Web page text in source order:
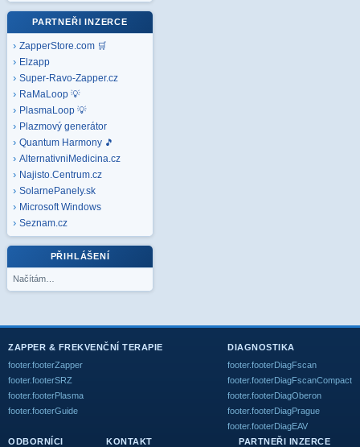
PARTNEŘI INZERCE
ZapperStore.com 🛒
Elzapp
Super-Ravo-Zapper.cz
RaMaLoop 💡
PlasmaLoop 💡
Plazmový generátor
Quantum Harmony 🎵
AlternativniMedicina.cz
Najisto.Centrum.cz
SolarnePanely.sk
Microsoft Windows
Seznam.cz
PŘIHLÁŠENÍ
Načítám…
ZAPPER & FREKVENČNÍ TERAPIE
footer.footerZapper
footer.footerSRZ
footer.footerPlasma
footer.footerGuide
DIAGNOSTIKA
footer.footerDiagFscan
footer.footerDiagFscanCompact
footer.footerDiagOberon
footer.footerDiagPrague
footer.footerDiagEAV
ODBORNÍCI
KONTAKT PARTNEŘI INZERCE